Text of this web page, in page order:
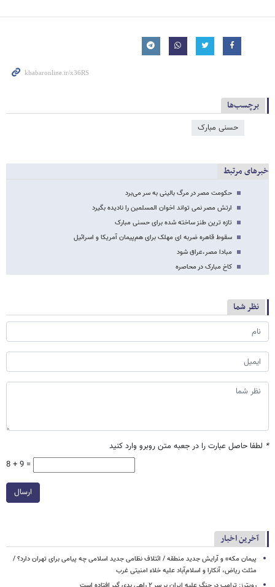
برچسب‌ها
حسنی مبارک
خبرهای مرتبط
حکومت مصر در مرگ بالینی به سر می‌برد
ارتش مصر نمی تواند اخوان المسلمین را نادیده بگیرد
تازه ترین طنز ساخته شده برای حسنی مبارک
سقوط قاهره ضربه ای مهلک برای هم‌پیمان آمریکا و اسرائیل
مبادا مصر،عراق شود
کاخ مبارک در محاصره
نظر شما
* لطفا حاصل عبارت را در جعبه متن روبرو وارد کنید
8 + 9 =
ارسال
آخرین اخبار
پیمان مکه» و آرایش جدید منطقه / ائتلاف نظامی جدید اسلامی چه پیامی برای تهران دارد؟ /
مثلث ریاض، آنکارا و اسلام‌آباد علیه خلاء امنیتی غرب